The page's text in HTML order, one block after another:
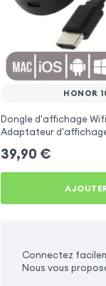
HONOR
Dongle d'affichage Wifi
Adaptateur
39,90 €
Connectez
Nous vous